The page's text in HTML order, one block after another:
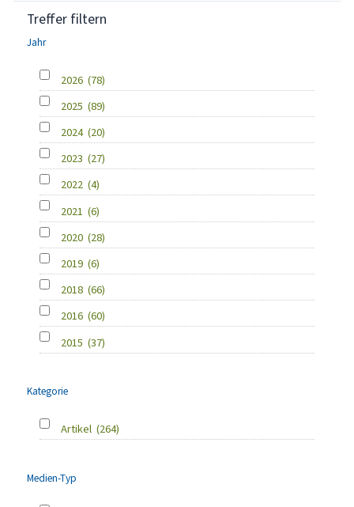
Treffer filtern
Jahr
2026 (78)
2025 (89)
2024 (20)
2023 (27)
2022 (4)
2021 (6)
2020 (28)
2019 (6)
2018 (66)
2016 (60)
2015 (37)
Kategorie
Artikel (264)
Medien-Typ